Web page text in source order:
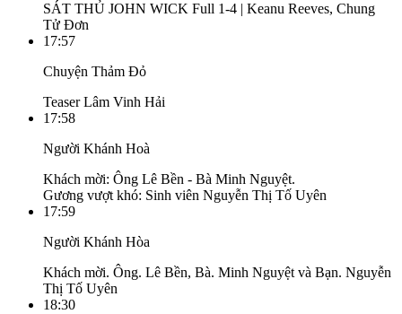
SÁT THỦ JOHN WICK Full 1-4 | Keanu Reeves, Chung
Tử Đơn
17:57
Chuyện Thảm Đỏ
Teaser Lâm Vinh Hải
17:58
Người Khánh Hoà
Khách mời: Ông Lê Bền - Bà Minh Nguyệt.
Gương vượt khó: Sinh viên Nguyễn Thị Tố Uyên
17:59
Người Khánh Hòa
Khách mời. Ông. Lê Bền, Bà. Minh Nguyệt và Bạn. Nguyễn
Thị Tố Uyên
18:30